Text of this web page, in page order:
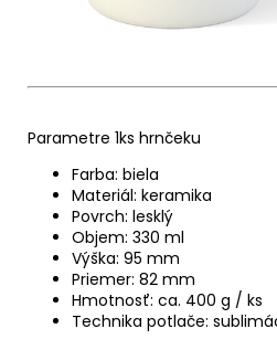
Parametre 1ks hrnčeku
Farba: biela
Materiál: keramika
Povrch: lesklý
Objem: 330 ml
Výška: 95 mm
Priemer: 82 mm
Hmotnosť: ca. 400 g / ks
Technika potlače: